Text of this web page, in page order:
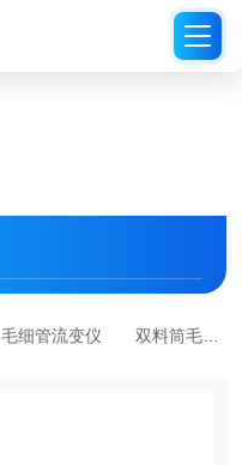
毛细管流变仪 双料筒毛细管流变仪